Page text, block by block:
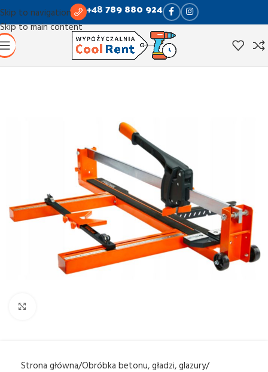
Skip to navigation
Skip to main content
+48789 880 924
Strona główna Obróbka betonu, gładzi, glazury